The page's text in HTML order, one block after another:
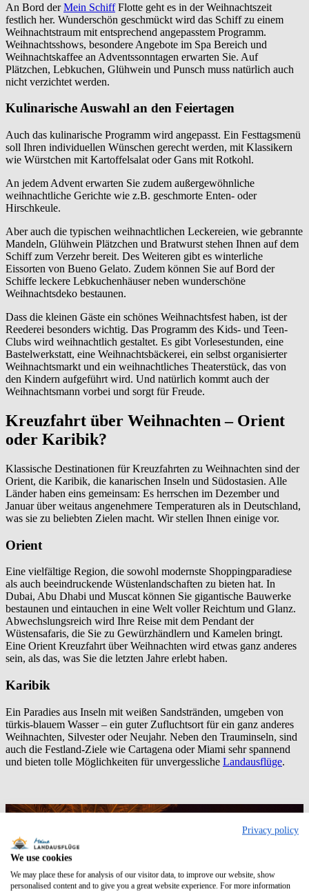
An Bord derMein SchiffFlotte geht es in der Weihnachtszeit
festlich her. Wunderschön geschmückt wird das Schiff zu einem
Weihnachtstraum mit entsprechend angepasstem Programm.
Weihnachtsshows, besondere Angebote im Spa Bereich und
Weihnachtskaffee an Adventssonntagen erwarten Sie. Auf
Plätzchen, Lebkuchen, Glühwein und Punsch muss natürlich auch
nicht verzichtet werden.
Kulinarische Auswahl an den Feiertagen
Auch das kulinarische Programm wird angepasst. Ein Festtagsmenü
soll Ihren individuellen Wünschen gerecht werden, mit Klassikern
wie Würstchen mit Kartoffelsalat oder Gans mit Rotkohl.
An jedem Advent erwarten Sie zudem außergewöhnliche
weihnachtliche Gerichte wie z.B. geschmorte Enten- oder
Hirschkeule.
Aber auch die typischen weihnachtlichen Leckereien, wie gebrannte
Mandeln, Glühwein Plätzchen und Bratwurst stehen Ihnen auf dem
Schiff zum Verzehr bereit. Des Weiteren gibt es winterliche
Eissorten von Bueno Gelato. Zudem können Sie auf Bord der
Schiffe leckere Lebkuchenhäuser neben wunderschöne
Weihnachtsdeko bestaunen.
Dass die kleinen Gäste ein schönes Weihnachtsfest haben, ist der
Reederei besonders wichtig. Das Programm des Kids- und Teen-
Clubs wird weihnachtlich gestaltet. Es gibt Vorlesestunden, eine
Bastelwerkstatt, eine Weihnachtsbäckerei, ein selbst organisierter
Weihnachtsmarkt und ein weihnachtliches Theaterstück, das von
den Kindern aufgeführt wird. Und natürlich kommt auch der
Weihnachtsmann vorbei und sorgt für Freude.
Kreuzfahrt über Weihnachten – Orient
oder Karibik?
Klassische Destinationen für Kreuzfahrten zu Weihnachten sind der
Orient, die Karibik, die kanarischen Inseln und Südostasien. Alle
Länder haben eins gemeinsam: Es herrschen im Dezember und
Januar über weitaus angenehmere Temperaturen als in Deutschland,
was sie zu beliebten Zielen macht. Wir stellen Ihnen einige vor.
Orient
Eine vielfältige Region, die sowohl modernste Shoppingparadiese
als auch beeindruckende Wüstenlandschaften zu bieten hat. In
Dubai, Abu Dhabi und Muscat können Sie gigantische Bauwerke
bestaunen und eintauchen in eine Welt voller Reichtum und Glanz.
Abwechslungsreich wird Ihre Reise mit dem Pendant der
Wüstensafaris, die Sie zu Gewürzhändlern und Kamelen bringt.
Eine Orient Kreuzfahrt über Weihnachten wird etwas ganz anderes
sein, als das, was Sie die letzten Jahre erlebt haben.
Karibik
Ein Paradies aus Inseln mit weißen Sandstränden, umgeben von
türkis-blauem Wasser – ein guter Zufluchtsort für ein ganz anderes
Weihnachten, Silvester oder Neujahr. Neben den Trauminseln, sind
auch die Festland-Ziele wie Cartagena oder Miami sehr spannend
und bieten tolle Möglichkeiten für unvergessliche Landausflüge.
Privacy policy
We use cookies
We may place these for analysis of our visitor data, to improve our website, show
personalised content and to give you a great website experience. For more information